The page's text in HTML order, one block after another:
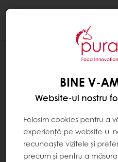
CHEC
BINE V-
Website-ul nostru
Folosim cookies pentru a
experiență pe website-ul
recunoaște vizitele și
precum și pentru a